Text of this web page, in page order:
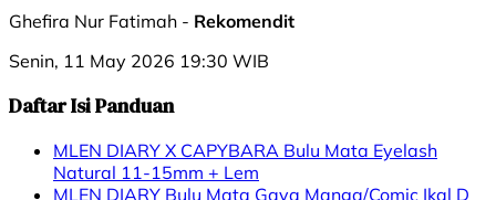
Ghefira Nur Fatimah - Rekomendit
Senin, 11 May 2026 19:30 WIB
Daftar Isi Panduan
MLEN DIARY X CAPYBARA Bulu Mata Eyelash
Natural 11-15mm + Lem
MLEN DIARY Bulu Mata Gaya Manga/Comic Ikal D